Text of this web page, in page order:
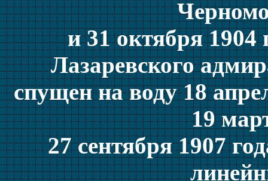
и 31 октября 1904
Лазаревского
спущен на воду 18
19
27 сентября 1907